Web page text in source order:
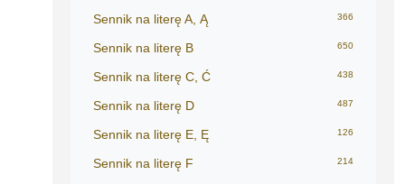
Sennik na literę A, Ą 366
Sennik na literę B 650
Sennik na literę C, Ć 438
Sennik na literę D 487
Sennik na literę E, Ę 126
Sennik na literę F 214